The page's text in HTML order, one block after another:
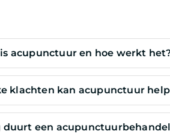
acupunctuur en hoe werkt
klachten kan acupunctuur
duurt een